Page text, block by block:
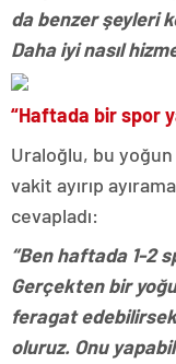
da benzer şeyleri
Daha iyi nasıl
“Haftada bir spor
Uraloğlu, bu
vakit ayırıp
cevapladı:
“Ben haftada 1-2
Gerçekten bir
feragat
oluruz. Onu